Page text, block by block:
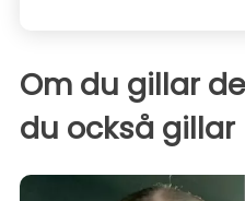
Om du gillar
du också gillar